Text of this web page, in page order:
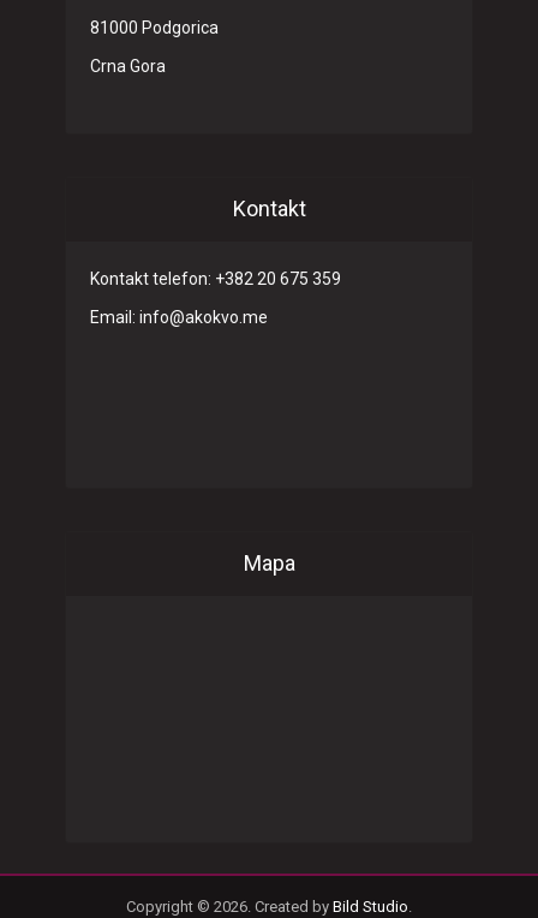
81000 Podgorica
Crna Gora
Kontakt
Kontakt telefon: +382 20 675 359
Email: info@akokvo.me
Mapa
Copyright © 2026. Created by Bild Studio